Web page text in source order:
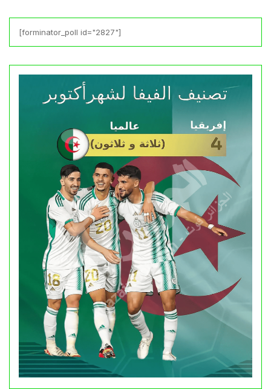
[forminator_poll id="2827"]